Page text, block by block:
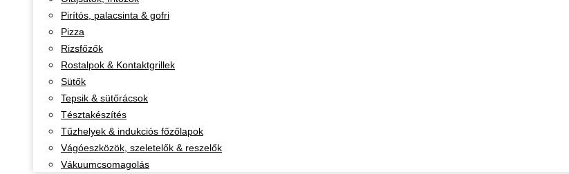
Pirítós, palacsinta & gofri
Pizza
Rizsfőzők
Rostalpok & Kontaktgrillek
Sütők
Tepsik & sütőrácsok
Tésztakészítés
Tűzhelyek & indukciós főzőlapok
Vágóeszközök, szeletelők & reszelők
Vákuumcsomagolás